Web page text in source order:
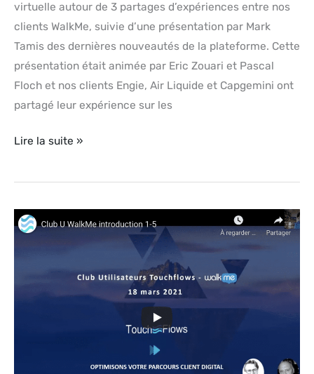
virtuelle autour de 3 partages d’expériences entre nos
clients WalkMe, suivie d’une présentation par Mark
Tamis des dernières nouveautés de la plateforme. Cette
présentation était animée par Eric Zouari et Pascal
Floch et nos clients Engie, Air Liquide et Capgemini ont
partagé leur expérience sur les
Lire la suite »
Replay
Webinar